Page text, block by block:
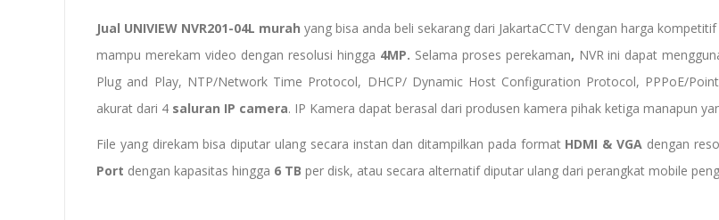
Jual UNIVIEW NVR201-04L murahyang bisa anda beli sekarang dari JakartaCCTV dengan harga
mampu merekam video dengan resolusi hingga 4MP. Selama proses perekaman, NVR ini dapat
Plug and Play, NTP/Network Time Protocol, DHCP/ Dynamic Host Configuration Protocol, PPPoE/
akurat dari 4 saluran IP camera. IP Kamera dapat berasal dari produsen kamera pihak ketiga manapun
File yang direkam bisa diputar ulang secara instan dan ditampilkan pada formatHDMI & VGA dengan
Port dengan kapasitas hingga 6 TB per disk, atau secara alternatif diputar ulang dari perangkat mobile